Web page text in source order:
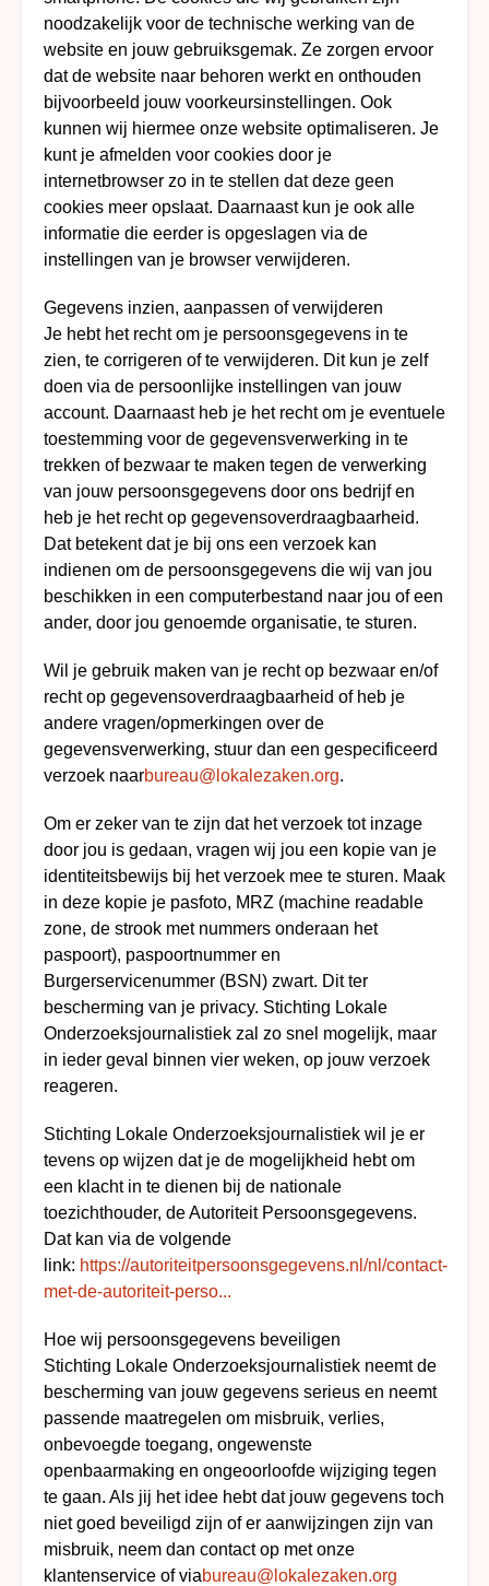
noodzakelijk voor de technische werking van de
website en jouw gebruiksgemak. Ze zorgen ervoor
dat de website naar behoren werkt en onthouden
bijvoorbeeld jouw voorkeursinstellingen. Ook
kunnen wij hiermee onze website optimaliseren. Je
kunt je afmelden voor cookies door je
internetbrowser zo in te stellen dat deze geen
cookies meer opslaat. Daarnaast kun je ook alle
informatie die eerder is opgeslagen via de
instellingen van je browser verwijderen.
Gegevens inzien, aanpassen of verwijderen
Je hebt het recht om je persoonsgegevens in te
zien, te corrigeren of te verwijderen. Dit kun je zelf
doen via de persoonlijke instellingen van jouw
account. Daarnaast heb je het recht om je eventuele
toestemming voor de gegevensverwerking in te
trekken of bezwaar te maken tegen de verwerking
van jouw persoonsgegevens door ons bedrijf en
heb je het recht op gegevensoverdraagbaarheid.
Dat betekent dat je bij ons een verzoek kan
indienen om de persoonsgegevens die wij van jou
beschikken in een computerbestand naar jou of een
ander, door jou genoemde organisatie, te sturen.
Wil je gebruik maken van je recht op bezwaar en/of
recht op gegevensoverdraagbaarheid of heb je
andere vragen/opmerkingen over de
gegevensverwerking, stuur dan een gespecificeerd
verzoek naarbureau@lokalezaken.org.
Om er zeker van te zijn dat het verzoek tot inzage
door jou is gedaan, vragen wij jou een kopie van je
identiteitsbewijs bij het verzoek mee te sturen. Maak
in deze kopie je pasfoto, MRZ (machine readable
zone, de strook met nummers onderaan het
paspoort), paspoortnummer en
Burgerservicenummer (BSN) zwart. Dit ter
bescherming van je privacy. Stichting Lokale
Onderzoeksjournalistiek zal zo snel mogelijk, maar
in ieder geval binnen vier weken, op jouw verzoek
reageren.
Stichting Lokale Onderzoeksjournalistiek wil je er
tevens op wijzen dat je de mogelijkheid hebt om
een klacht in te dienen bij de nationale
toezichthouder, de Autoriteit Persoonsgegevens.
Dat kan via de volgende
link: https://autoriteitpersoonsgegevens.nl/nl/contact-
met-de-autoriteit-perso...
Hoe wij persoonsgegevens beveiligen
Stichting Lokale Onderzoeksjournalistiek neemt de
bescherming van jouw gegevens serieus en neemt
passende maatregelen om misbruik, verlies,
onbevoegde toegang, ongewenste
openbaarmaking en ongeoorloofde wijziging tegen
te gaan. Als jij het idee hebt dat jouw gegevens toch
niet goed beveiligd zijn of er aanwijzingen zijn van
misbruik, neem dan contact op met onze
klantenservice of viabureau@lokalezaken.org